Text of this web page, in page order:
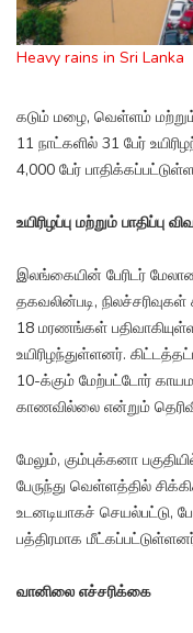
Heavy rains in Sri Lanka
கடும் மழை, வெள்ளம்
11 நாட்களில் 31 பேர்
4,000 பேர்
உயிரிழப்பு மற்றும் பாதிப்பு
இலங்கையின் பேரிடர்
தகவலின்படி,
18 மரணங்கள்
உயிரிழந்துள்ளனர்.
10-க்கும் மேற்பட்டோர்
காணவில்லை என்றும்
மேலும், கும்புக்கனா
பேருந்து வெள்ளத்தில்
உடனடியாகச் செயல்பட்டு,
பத்திரமாக
வானிலை எச்சரிக்கை